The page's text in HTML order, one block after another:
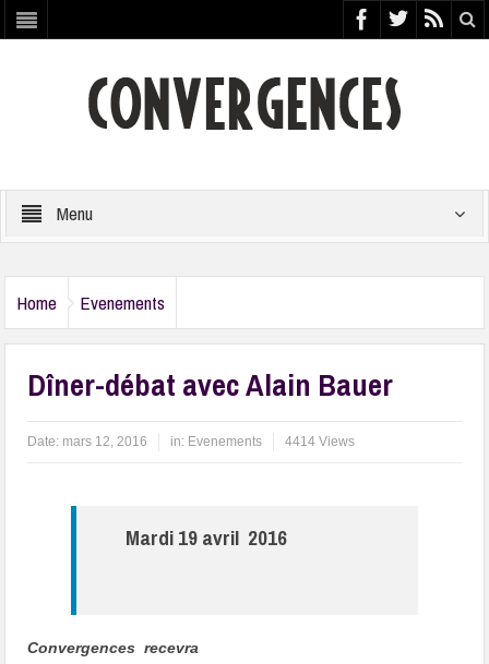
Menu
Home Evenements
Dîner-débat avec Alain Bauer
Date: mars 12, 2016 in: Evenements 4414 Views
Mardi 19 avril 2016
Convergences recevra